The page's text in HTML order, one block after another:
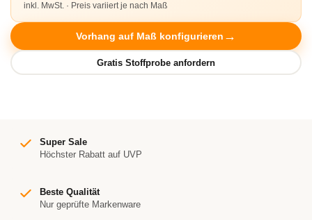
inkl. MwSt. · Preis variiert je nach Maß
Vorhang auf Maß konfigurieren
Super Sale
Höchster Rabatt auf UVP
Beste Qualität
Nur geprüfte Markenware